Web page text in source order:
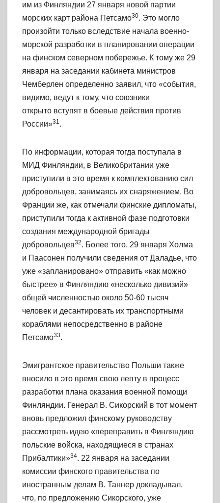
им из Финляндии 27 января новой партии
морских карт района Петсамо30. Это могло
произойти только вследствие начала военно-
морской разработки в планировании операции
на финском северном побережье. К тому же 29
января на заседании кабинета министров
Чемберлен определенно заявил, что «события,
видимо, ведут к тому, что союзники
открыто вступят в боевые действия против
России»31.
По информации, которая тогда поступала в
МИД Финляндии, в Великобритании уже
приступили в это время к комплектованию сил
добровольцев, занимаясь их снаряжением. Во
Франции же, как отмечали финские дипломаты,
приступили тогда к активной фазе подготовки
создания международной бригады
добровольцев32. Более того, 29 января Холма
и Паасонен получили сведения от Даладье, что
уже «запланировано» отправить «как можно
быстрее» в Финляндию «несколько дивизий»
общей численностью около 50-60 тысяч
человек и десантировать их транспортными
кораблями непосредственно в районе
Петсамо33.
Эмигрантское правительство Польши также
вносило в это время свою лепту в процесс
разработки плана оказания военной помощи
Финляндии. Генерал В. Сикорский в тот момент
вновь предложил финскому руководству
рассмотреть идею «переправить в Финляндию
польские войска, находящиеся в странах
Прибалтики»34. 22 января на заседании
комиссии финского правительства по
иностранным делам В. Таннер докладывал,
что, по предложению Сикорского, уже